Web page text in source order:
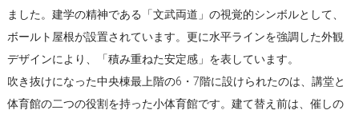
ました。建学の精神である「文武両道」の視覚的シンボルとして、
ボールト屋根が設置されています。更に水平ラインを強調した外観
デザインにより、「積み重ねた安定感」を表しています。
吹き抜けになった中央棟最上階の6・7階に設けられたのは、講堂と
体育館の二つの役割を持った小体育館です。建て替え前は、催しの